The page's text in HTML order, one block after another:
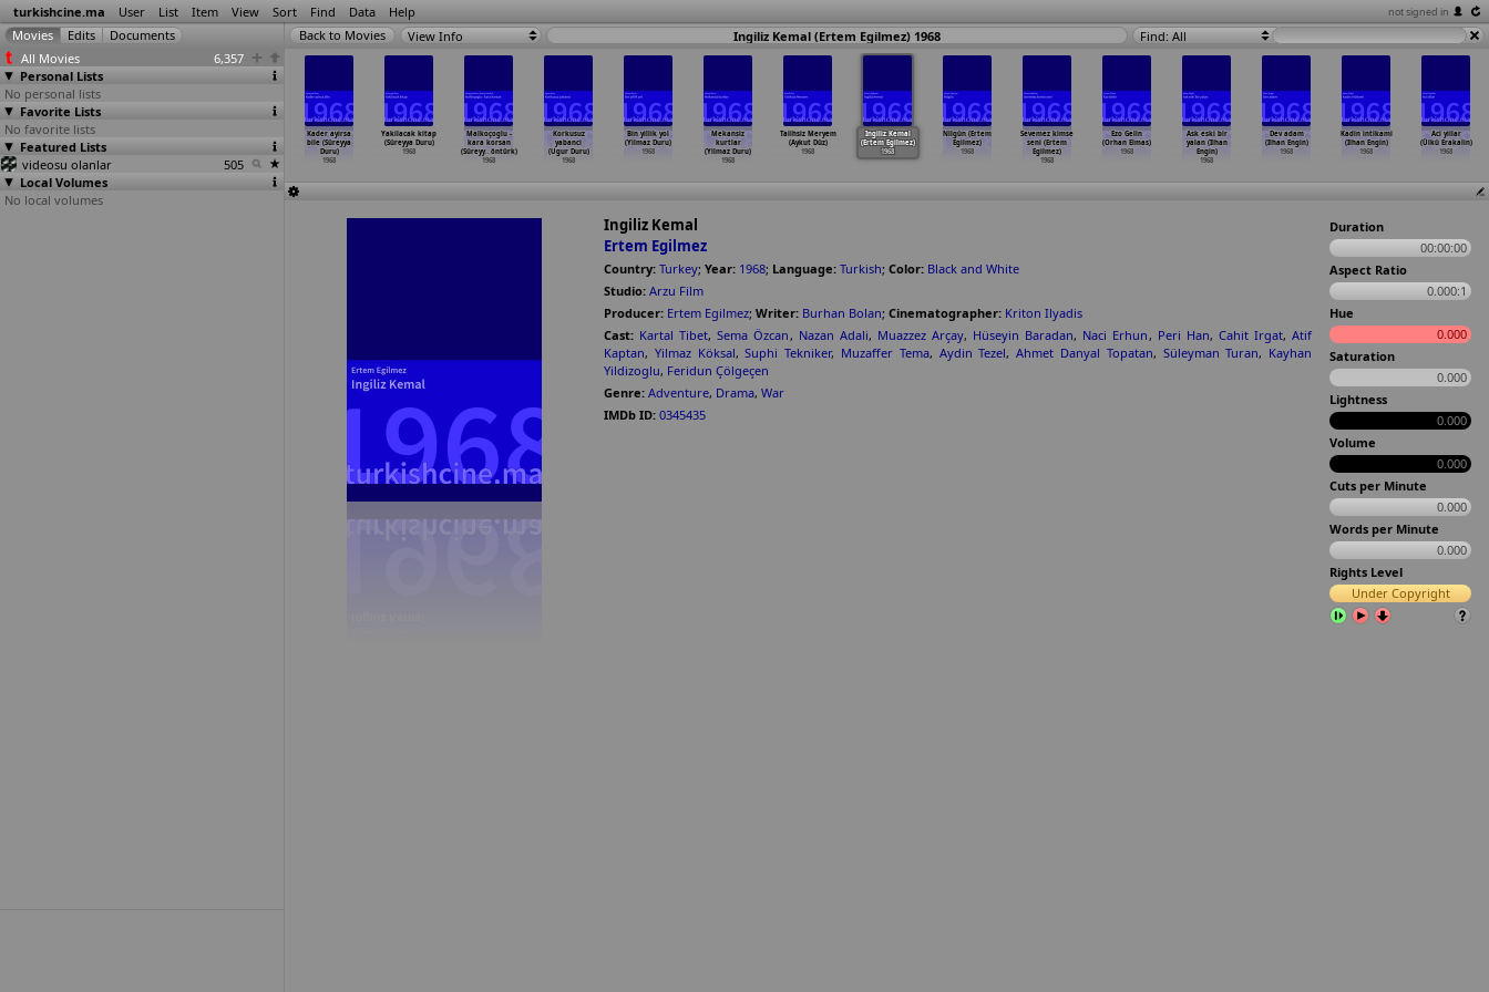
turkishcine.ma User List Item View Sort Find Data Help not signed in
All Movies
6,357
Personal Lists
No personal lists
Favorite Lists
No favorite lists
Featured Lists
videosu olanlar
505
Local Volumes
No local volumes
View Info Ingiliz Kemal (Ertem Egilmez) 1968 Find: All
Yakilacak kitap
(Süreyya Duru)
1968
Malkoçoglu -
kara korsan
(Süreyy… öntürk)
1968
Korkusuz
yabanci
(Ugur Duru)
1968
Bin yillik yol
(Yilmaz Duru)
1968
Mekansiz
kurtlar
(Yilmaz Duru)
1968
Talihsiz Meryem
(Aykut Düz)
1968
Ingiliz Kemal
(Ertem Egilmez)
1968
Nilgün (Ertem
Egilmez)
1968
Sevemez kimse
seni (Ertem
Egilmez)
1968
Ezo Gelin
(Orhan Elmas)
1968
Ask eski bir
yalan (Ilhan
Engin)
1968
Dev adam
(Ilhan Engin)
1968
Kadin intikami
(Ilhan Engin)
1968
Aci yillar
(Ülkü Erakalin)
1968
günah
Dogan)
1968
Avanta Kemal
Torpido
Yilmaza…r Duru)
Kader ayirsa
bile (Süreyya
Duru)
1968
Ingiliz Kemal
Ertem Egilmez
Country: Turkey; Year: 1968; Language: Turkish; Color: Black and White
Studio: Arzu Film
Producer: Ertem Egilmez; Writer: Burhan Bolan; Cinematographer: Kriton Ilyadis
Cast: Kartal Tibet,Sema Özcan, Nazan Adali, Muazzez Arçay, Hüseyin Baradan, Naci Erhun, Peri Han, Cahit Irgat,Atif
Kaptan, Yilmaz Köksal,Suphi Tekniker, Muzaffer Tema, Aydin Tezel,Ahmet Danyal Topatan, Süleyman Turan, Kayhan
Yildizoglu, Feridun Çölgeçen
Genre: Adventure, Drama, War
IMDb ID: 0345435
Duration
00:00:00
Aspect Ratio
0.000:1
Hue
0.000
Saturation
0.000
Lightness
0.000
Volume
0.000
Cuts per Minute
0.000
Words per Minute
0.000
Rights Level
Under Copyright